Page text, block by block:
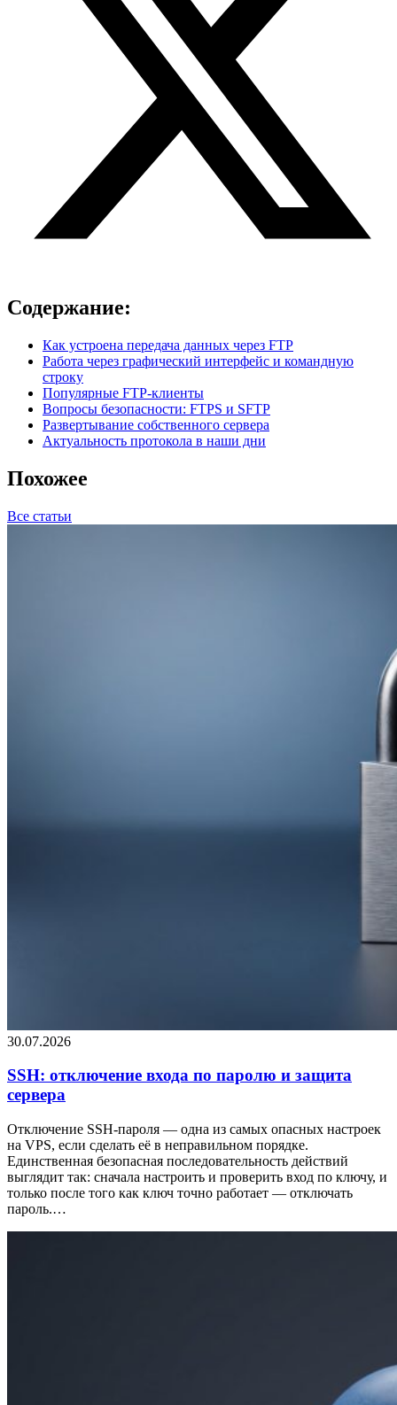
Содержание:
Как устроена передача данных через FTP
Работа через графический интерфейс и командную
строку
Популярные FTP-клиенты
Вопросы безопасности: FTPS и SFTP
Развертывание собственного сервера
Актуальность протокола в наши дни
Похожее
Все статьи
30.07.2026
SSH: отключение входа по паролю и защита
сервера
Отключение SSH-пароля — одна из самых опасных настроек
на VPS, если сделать её в неправильном порядке.
Единственная безопасная последовательность действий
выглядит так: сначала настроить и проверить вход по ключу, и
только после того как ключ точно работает — отключать
пароль.…